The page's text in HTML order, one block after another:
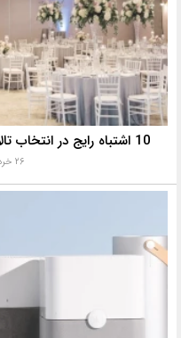
10 اشتباه رایج در انتخاب تالار عروسی که نباید مرتکب شوید!✅
۲۶ خرداد ۱۴۰۵ - ۲۳:۲۱